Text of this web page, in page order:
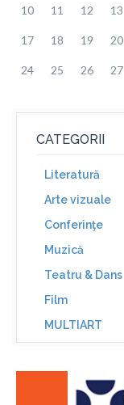
10 11 12 13
17 18 19 20
24 25 26 27
CATEGORII
Literatură
Arte vizuale
Conferinţe
Muzică
Teatru & Dans
Film
MULTIART